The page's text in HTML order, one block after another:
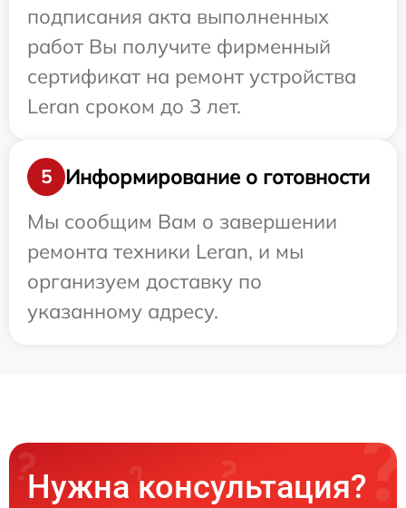
подписания акта выполненных
работ Вы получите фирменный
сертификат на ремонт устройства
Leran сроком до 3 лет.
5
Информирование о готовности
Мы сообщим Вам о завершении
ремонта техники Leran, и мы
организуем доставку по
указанному адресу.
Нужна консультация?